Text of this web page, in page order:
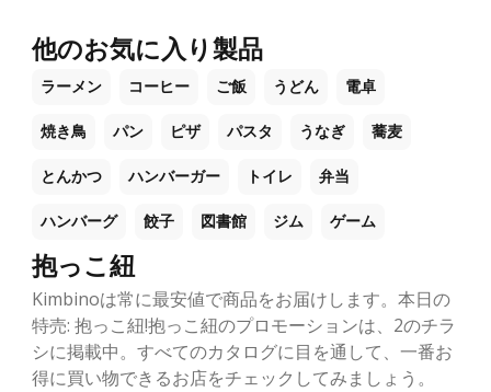
他のお気に入り製品
ラーメン コーヒー ご飯 うどん 電卓
焼き鳥 パン ピザ パスタ うなぎ 蕎麦
とんかつ ハンバーガー トイレ 弁当
ハンバーグ 餃子 図書館 ジム ゲーム
抱っこ紐
Kimbinoは常に最安値で商品をお届けします。本日の
特売: 抱っこ紐!抱っこ紐のプロモーションは、2のチラ
シに掲載中。すべてのカタログに目を通して、一番お
得に買い物できるお店をチェックしてみましょう。